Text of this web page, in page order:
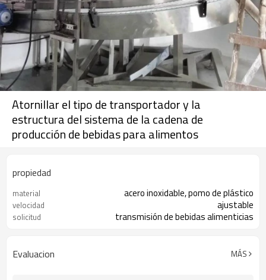
Atornillar el tipo de transportador y la
estructura del sistema de la cadena de
producción de bebidas para alimentos
propiedad
material acero inoxidable, pomo de plástico
velocidad ajustable
solicitud transmisión de bebidas alimenticias
Evaluacion MÁS